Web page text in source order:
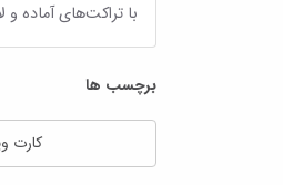
با تراکت‌های آماده و
برچسب ها
کارت